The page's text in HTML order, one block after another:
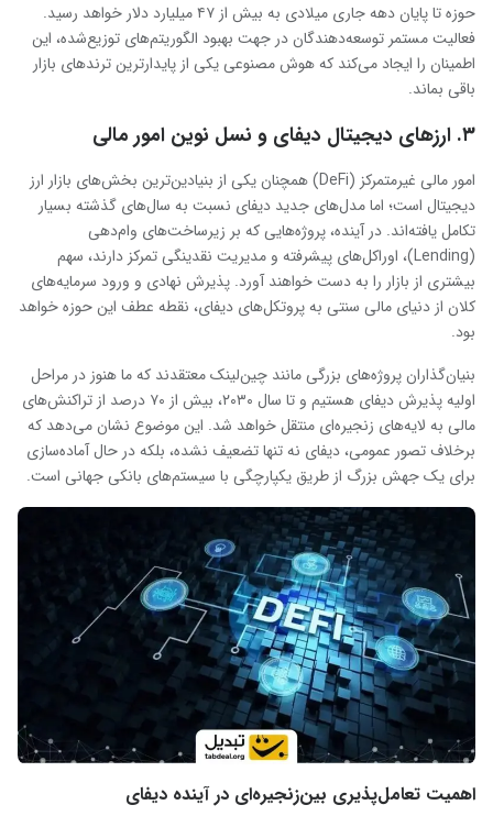
حوزه تا پایان دهه جاری میلادی به بیش از ۴۷ میلیارد دلار خواهد رسید.
فعالیت مستمر توسعه‌دهندگان در جهت بهبود الگوریتم‌های توزیع‌شده، این
اطمینان را ایجاد می‌کند که هوش مصنوعی یکی از پایدارترین ترندهای بازار
باقی بماند.
۳. ارزهای دیجیتال دیفای و نسل نوین امور مالی
امور مالی غیرمتمرکز (DeFi) همچنان یکی از بنیادین‌ترین بخش‌های بازار ارز
دیجیتال است؛ اما مدل‌های جدید دیفای نسبت به سال‌های گذشته بسیار
تکامل یافته‌اند. در آینده، پروژه‌هایی که بر زیرساخت‌های وام‌دهی
(Lending)، اوراکل‌های پیشرفته و مدیریت نقدینگی تمرکز دارند، سهم
بیشتری از بازار را به دست خواهند آورد. پذیرش نهادی و ورود سرمایه‌های
کلان از دنیای مالی سنتی به پروتکل‌های دیفای، نقطه عطف این حوزه خواهد
بود.
بنیان‌گذاران پروژه‌های بزرگی مانند چین‌لینک معتقدند که ما هنوز در مراحل
اولیه پذیرش دیفای هستیم و تا سال ۲۰۳۰، بیش از ۷۰ درصد از تراکنش‌های
مالی به لایه‌های زنجیره‌ای منتقل خواهد شد. این موضوع نشان می‌دهد که
برخلاف تصور عمومی، دیفای نه تنها تضعیف نشده، بلکه در حال آماده‌سازی
برای یک جهش بزرگ از طریق یکپارچگی با سیستم‌های بانکی جهانی است.
اهمیت تعامل‌پذیری بین‌زنجیره‌ای در آینده دیفای